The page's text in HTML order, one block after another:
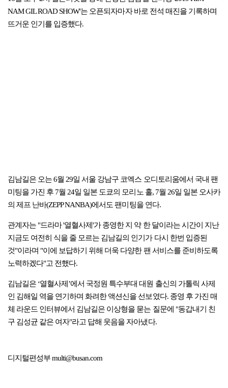
NAM GIL ROAD SHOW'는 오픈되자마자 바로 전석 매진을 기록하며
뜨거운 인기를 입증했다.
김남길은 오는 6월 29일 서울 강남구 코엑스 오디토리움에서 국내 팬
미팅을 가진 후 7월 24일 일본 도쿄의 모리노 홀, 7월 26일 일본 오사카
의 제프 난바(ZEPP NANBA)에서도 팬미팅을 연다.
관계자는 "드라마 '열혈사제'가 종영한 지 약 한 달이라는 시간이 지난
지금도 여전히 식을 줄 모르는 김남길의 인기가 다시 한번 입증된
것"이라며 "이에 보답하기 위해 더욱 다양한 팬 서비스를 준비하도록
노력하겠다"고 전했다.
김남길은 ‘열혈사제’에서 국정원 특수부대 대원 출신의 가톨릭 사제
인 김해일 역을 연기하며 화려한 액션신을 선보였다. 종영 후 가진 매
체 라운드 인터뷰에서 김남길은 이상형을 묻는 질문에 "동갑내기 친
구 김성균 같은 여자"라고 답해 웃음을 자아냈다.
디지털편성부 multi@busan.com